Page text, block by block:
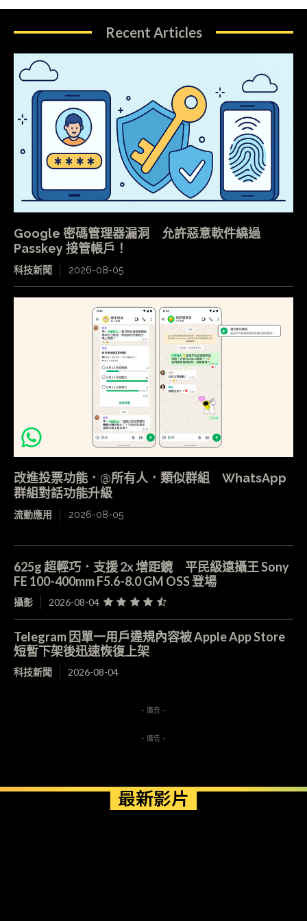
Recent Articles
Google 密碼管理器漏洞 允許惡意軟件繞過
Passkey 接管帳戶！
科技新聞 2026-08-05
改進投票功能．@所有人．類似群組 WhatsApp
群組對話功能升級
流動應用 2026-08-05
625g 超輕巧．支援 2x 增距鏡 平民級遠攝王 Sony
FE 100-400mm F5.6-8.0 GM OSS 登場
攝影 2026-08-04
Telegram 因單一用戶違規內容被 Apple App Store
短暫下架後迅速恢復上架
科技新聞 2026-08-04
- 廣告 -
- 廣告 -
最新影片